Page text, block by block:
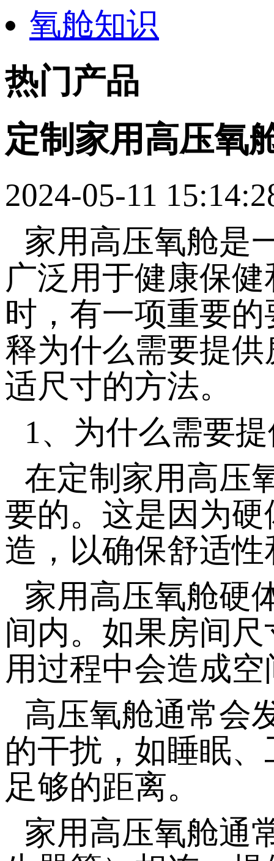
氧舱知识
热门产品
定制家用高压氧
2024-05-11
家用高压氧舱是
广泛用于健康保
时，有一项重要
释为什么需要提
适尺寸的方法。
1、为什么需要
在定制家用高压
要的。这是因为
造，以确保舒适
家用高压氧舱硬
间内。如果房间
用过程中会造成
高压氧舱通常会
的干扰，如睡眠
足够的距离。
家用高压氧舱通